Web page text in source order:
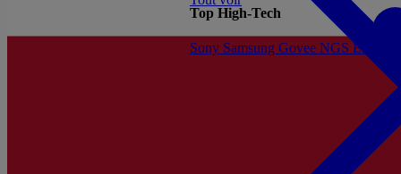
Top High-Tech
Sony Samsung Govee NGS Energy